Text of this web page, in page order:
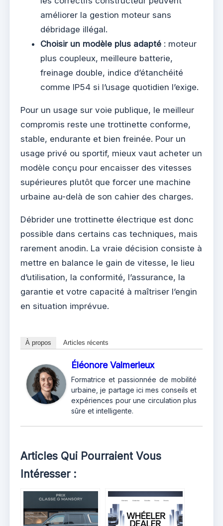
améliorer la gestion moteur sans
débridage illégal.
Choisir un modèle plus adapté : moteur
plus coupleux, meilleure batterie,
freinage double, indice d’étanchéité
comme IP54 si l’usage quotidien l’exige.
Pour un usage sur voie publique, le meilleur
compromis reste une trottinette conforme,
stable, endurante et bien freinée. Pour un
usage privé ou sportif, mieux vaut acheter un
modèle conçu pour encaisser des vitesses
supérieures plutôt que forcer une machine
urbaine au-delà de son cahier des charges.
Débrider une trottinette électrique est donc
possible dans certains cas techniques, mais
rarement anodin. La vraie décision consiste à
mettre en balance le gain de vitesse, le lieu
d’utilisation, la conformité, l’assurance, la
garantie et votre capacité à maîtriser l’engin
en situation imprévue.
À propos Articles récents
Éléonore Valmerieux
Formatrice et passionnée de mobilité
urbaine, je partage ici mes conseils et
expériences pour une circulation plus
sûre et intelligente.
Articles Qui Pourraient Vous
Intéresser :